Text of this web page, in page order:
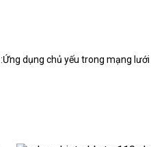
:Ứng dụng chủ yếu trong mạng lưới